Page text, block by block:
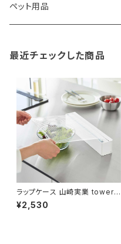
TG
paperblanks
Like-it
KIND BAG LONDON
tower
ショルダーバッグ
スポーツバッグ
マザーズバッグ
パソコンケース
バッグアクセサリー
収納用品
ソープディスペンサー
タオルハンガー
調理器具・調理小物
ディッシュラック
バス用品
ウェットティッシュケース
ガーデニング用品
蚊やり
クッション・クッションカバー
玄関収納
ノート
卓球用品
ペット用品
猫用グッズ
その他
最近チェックした商品
ラップケース 山崎実業 tower
タワー マグネットラップケース
スライドカッター付き 10658 ホ
¥2,530